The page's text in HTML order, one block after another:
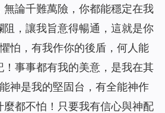
無論千難萬險，你都能穩定在我
，讓我旨意得暢通，這就是你
怕，有我作你的後盾，何人能
事事都有我的美意，是我在其
神是我的堅固台，有全能神作
都不怕！只要我有信心與神配